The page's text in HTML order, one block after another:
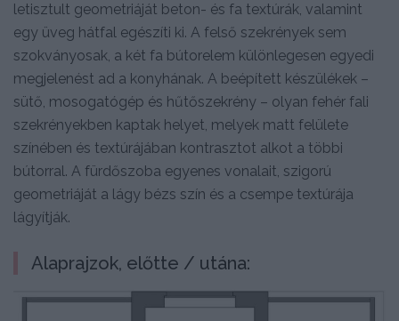
letisztult geometriáját beton- és fa textúrák, valamint
egy üveg hátfal egészíti ki. A felső szekrények sem
szokványosak, a két fa bútorelem különlegesen egyedi
megjelenést ad a konyhának. A beépített készülékek –
sütő, mosogatógép és hűtőszekrény – olyan fehér fali
szekrényekben kaptak helyet, melyek matt felülete
színében és textúrájában kontrasztot alkot a többi
bútorral. A fürdőszoba egyenes vonalait, szigorú
geometriáját a lágy bézs szín és a csempe textúrája
lágyítják.
Alaprajzok, előtte / utána: